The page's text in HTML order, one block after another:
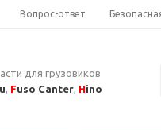
Вопрос-ответ
для грузовиков
, Fuso Canter, Hino